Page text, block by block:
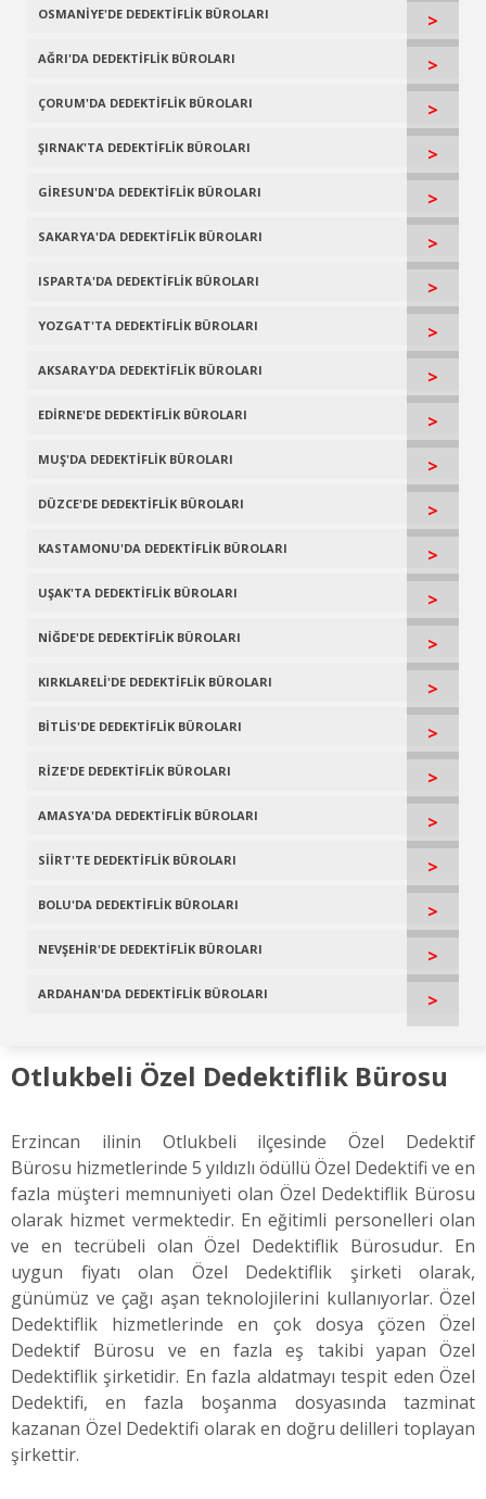
OSMANİYE'DE DEDEKTİFLİK BÜROLARI >
AĞRI'DA DEDEKTİFLİK BÜROLARI >
ÇORUM'DA DEDEKTİFLİK BÜROLARI >
ŞIRNAK'TA DEDEKTİFLİK BÜROLARI >
GİRESUN'DA DEDEKTİFLİK BÜROLARI >
SAKARYA'DA DEDEKTİFLİK BÜROLARI >
ISPARTA'DA DEDEKTİFLİK BÜROLARI >
YOZGAT'TA DEDEKTİFLİK BÜROLARI >
AKSARAY'DA DEDEKTİFLİK BÜROLARI >
EDİRNE'DE DEDEKTİFLİK BÜROLARI >
MUŞ'DA DEDEKTİFLİK BÜROLARI >
DÜZCE'DE DEDEKTİFLİK BÜROLARI >
KASTAMONU'DA DEDEKTİFLİK BÜROLARI >
UŞAK'TA DEDEKTİFLİK BÜROLARI >
NİĞDE'DE DEDEKTİFLİK BÜROLARI >
KIRKLARELİ'DE DEDEKTİFLİK BÜROLARI >
BİTLİS'DE DEDEKTİFLİK BÜROLARI >
RİZE'DE DEDEKTİFLİK BÜROLARI >
AMASYA'DA DEDEKTİFLİK BÜROLARI >
SİİRT'TE DEDEKTİFLİK BÜROLARI >
BOLU'DA DEDEKTİFLİK BÜROLARI >
NEVŞEHİR'DE DEDEKTİFLİK BÜROLARI >
ARDAHAN'DA DEDEKTİFLİK BÜROLARI >
Otlukbeli Özel Dedektiflik Bürosu
Erzincan ilinin Otlukbeli ilçesinde Özel Dedektif
Bürosu hizmetlerinde 5 yıldızlı ödüllü Özel Dedektifi ve en
fazla müşteri memnuniyeti olan Özel Dedektiflik Bürosu
olarak hizmet vermektedir. En eğitimli personelleri olan
ve en tecrübeli olan Özel Dedektiflik Bürosudur. En
uygun fiyatı olan Özel Dedektiflik şirketi olarak,
günümüz ve çağı aşan teknolojilerini kullanıyorlar. Özel
Dedektiflik hizmetlerinde en çok dosya çözen Özel
Dedektif Bürosu ve en fazla eş takibi yapan Özel
Dedektiflik şirketidir. En fazla aldatmayı tespit eden Özel
Dedektifi, en fazla boşanma dosyasında tazminat
kazanan Özel Dedektifi olarak en doğru delilleri toplayan
şirkettir.